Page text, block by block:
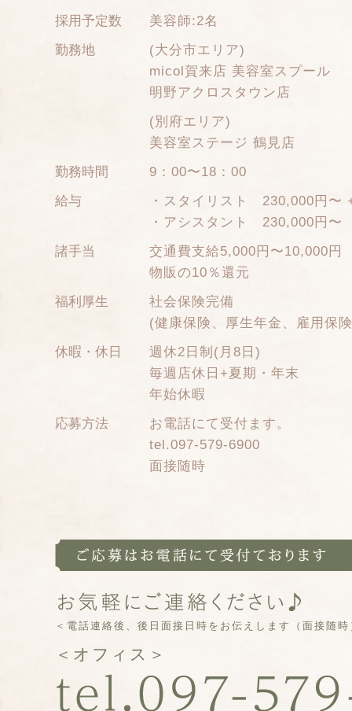
採用予定数
美容師:2名
勤務地
(大分市エリア)
micol賀来店 美容室スプール
明野アクロスタウン店
(別府エリア)
美容室ステージ 鶴見店
勤務時間
9：00〜18：00
給与
・スタイリスト 230,000円〜
・アシスタント 230,000円〜
諸手当
交通費支給5,000円〜10,000円
物販の10％還元
福利厚生
社会保険完備
(健康保険、厚生年金、雇用保
休暇・休日
週休2日制(月8日)
毎週店休日+夏期・年末
年始休暇
応募方法
お電話にて受付ます。
tel.097-579-6900
面接随時
＜電話連絡後、後日面接日時をお伝えします（面接随
＜オフィス＞